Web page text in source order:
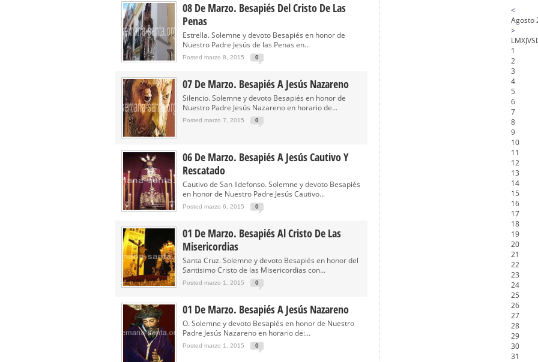
08 De Marzo. Besapiés Del Cristo De Las
Penas
Estrella. Solemne y devoto Besapiés en honor de
Nuestro Padre Jesús de las Penas en...
Posted marzo 8, 2015 0
07 De Marzo. Besapiés A Jesús Nazareno
Silencio. Solemne y devoto Besapiés en honor de
Nuestro Padre Jesús Nazareno en horario de...
Posted marzo 7, 2015 0
06 De Marzo. Besapiés A Jesús Cautivo Y
Rescatado
Cautivo de San Ildefonso. Solemne y devoto Besapiés
en honor de Nuestro Padre Jesús Cautivo...
Posted marzo 6, 2015 0
01 De Marzo. Besapiés Al Cristo De Las
Misericordias
Santa Cruz. Solemne y devoto Besapiés en honor del
Santisimo Cristo de las Misericordias con...
Posted marzo 1, 2015 0
01 De Marzo. Besapiés A Jesús Nazareno
O. Solemne y devoto Besapiés en honor de Nuestro
Padre Jesús Nazareno en horario de:...
Posted marzo 1, 2015 0
<
Agosto
>
LMXJVS
1
2
3
4
5
6
7
8
9
10
11
12
13
14
15
16
17
18
19
20
21
22
23
24
25
26
27
28
29
30
31